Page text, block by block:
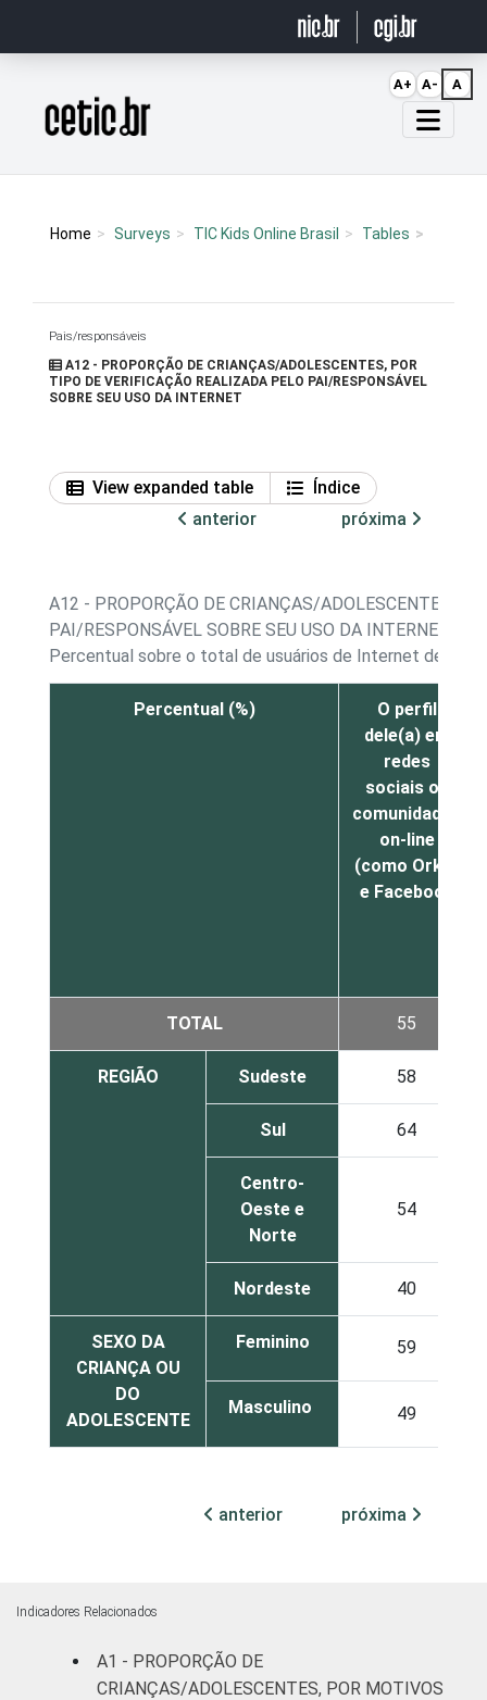
Página inicial
Home Surveys TIC Kids Online Brasil Tables
Pais/responsáveis
A12 - PROPORÇÃO DE CRIANÇAS/ADOLESCENTES, POR
TIPO DE VERIFICAÇÃO REALIZADA PELO PAI/RESPONSÁVEL
SOBRE SEU USO DA INTERNET
View expanded table
Índice
anterior
próxima
A12 - PROPORÇÃO DE CRIANÇAS/ADOLESCENTES,
PAI/RESPONSÁVEL SOBRE SEU USO DA INTERNET
Percentual sobre o total de usuários de Internet de 9 a
Percentual (%)
O perfil
dele(a) em
redes
sociais ou
comunidades
on-line
(como Orkut
e Facebook
TOTAL 55
REGIÃO Sudeste 58
Sul 64
Centro-
Oeste e
Norte
54
Nordeste 40
SEXO DA
CRIANÇA OU
DO
ADOLESCENTE
Feminino 59
Masculino 49
I
Médio ou
mais
anterior próxima
Indicadores Relacionados
A1 - PROPORÇÃO DE
CRIANÇAS/ADOLESCENTES, POR MOTIVOS
A+ A- A